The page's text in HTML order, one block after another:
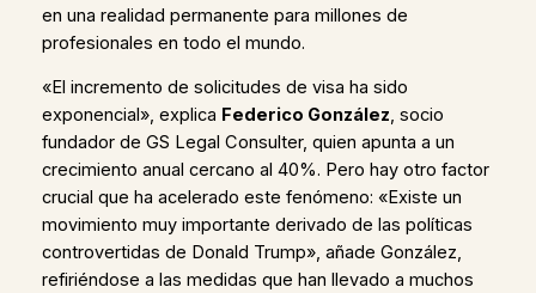
en una realidad permanente para millones de
profesionales en todo el mundo.
«El incremento de solicitudes de visa ha sido
exponencial», explica Federico González, socio
fundador de GS Legal Consulter, quien apunta a un
crecimiento anual cercano al 40%. Pero hay otro factor
crucial que ha acelerado este fenómeno: «Existe un
movimiento muy importante derivado de las políticas
controvertidas de Donald Trump», añade González,
refiriéndose a las medidas que han llevado a muchos